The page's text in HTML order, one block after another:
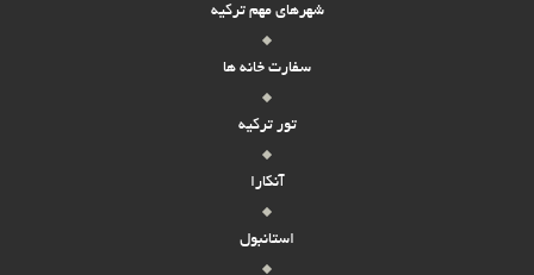
شهرهای مهم ترکیه
سفارت خانه ها
تور ترکیه
آنکارا
استانبول